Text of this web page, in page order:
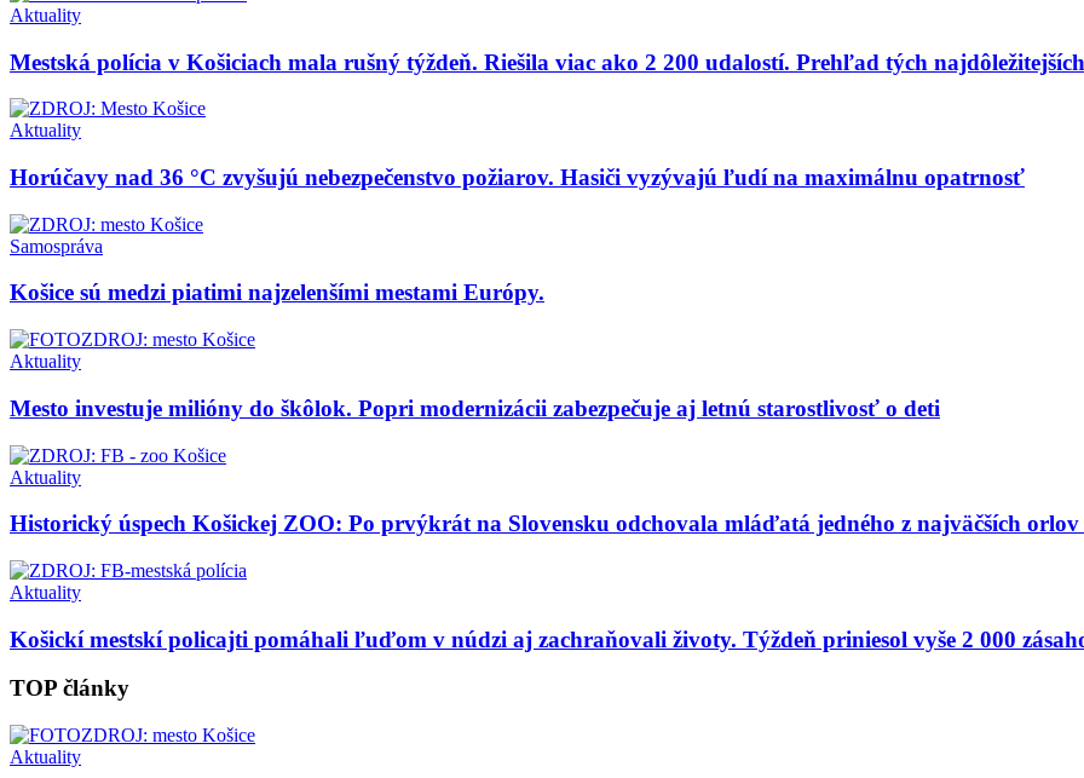
Aktuality
Mestská polícia v Košiciach mala rušný týždeň. Riešila viac ako 2 200 udalostí. Prehľad tých
Aktuality
Horúčavy nad 36 °C zvyšujú nebezpečenstvo požiarov. Hasiči vyzývajú ľudí na maximálnu opatrnosť
Samospráva
Košice sú medzi piatimi najzelenšími mestami Európy.
Aktuality
Mesto investuje milióny do škôlok. Popri modernizácii zabezpečuje aj letnú starostlivosť o deti
Aktuality
Historický úspech Košickej ZOO: Po prvýkrát na Slovensku odchovala mláďatá jedného z najväčších orlov
Aktuality
Košickí mestskí policajti pomáhali ľuďom v núdzi aj zachraňovali životy. Týždeň priniesol vyše 2 000
TOP články
Aktuality